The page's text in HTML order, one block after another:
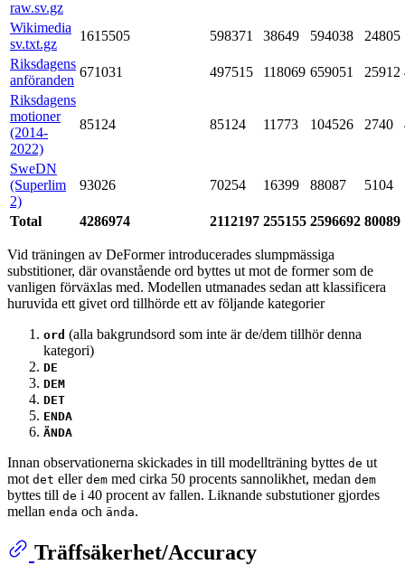
raw.sv.gz
Wikimedia
sv.txt.gz
1615505 598371 38649 594038 24805
Riksdagens
anföranden
671031 497515 118069 659051 25912
Riksdagens
motioner
(2014-
2022)
85124 85124 11773 104526 2740
SweDN
(Superlim
2)
93026 70254 16399 88087 5104
Total 4286974 2112197 255155 2596692 80089
Vid träningen av DeFormer introducerades slumpmässiga
substitioner, där ovanstående ord byttes ut mot de former som de
vanligen förväxlas med. Modellen utmanades sedan att klassificera
huruvida ett givet ord tillhörde ett av följande kategorier
ord (alla bakgrundsord som inte är de/dem tillhör denna
kategori)
DE
DEM
DET
ENDA
ÄNDA
Innan observationerna skickades in till modellträning byttes de ut
mot det eller dem med cirka 50 procents sannolikhet, medan dem
byttes till de i 40 procent av fallen. Liknande substutioner gjordes
mellan enda och ända.
Träffsäkerhet/Accuracy